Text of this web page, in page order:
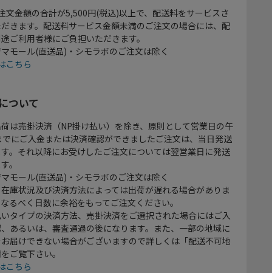
文金額の合計が5,500円(税込)以上で、配送料をサービスさ
きます。配送料サービス金額未満のご注文の場合には、配
ご利用者様にご負担いただきます。
モール(直送品)・シモラボのご注文は除く
こちら
ついて
は売掛決済（NP掛け払い）を除き、原則として営業日の午
にご入金または決済確認ができましたご注文は、当日発送
。それ以降にお受けしたご注文については翌営業日に発送
。
モール(直送品)・シモラボのご注文は除く
庫状況及び決済方法によっては出荷が遅れる場合がありま
るべく日数に余裕をもってご注文ください。
タイプの決済方法、売掛決済をご選択された場合にはご入
あるいは、審査通過の後になります。また、一部の地域に
届けできない場合がございますので詳しくは「配送不可地
ご覧下さい。
こちら